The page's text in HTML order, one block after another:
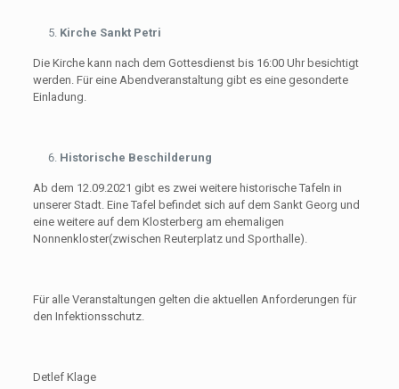
Kirche Sankt Petri
Die Kirche kann nach dem Gottesdienst bis 16:00 Uhr besichtigt
werden. Für eine Abendveranstaltung gibt es eine gesonderte
Einladung.
Historische Beschilderung
Ab dem 12.09.2021 gibt es zwei weitere historische Tafeln in
unserer Stadt. Eine Tafel befindet sich auf dem Sankt Georg und
eine weitere auf dem Klosterberg am ehemaligen
Nonnenkloster(zwischen Reuterplatz und Sporthalle).
Für alle Veranstaltungen gelten die aktuellen Anforderungen für
den Infektionsschutz.
Detlef Klage